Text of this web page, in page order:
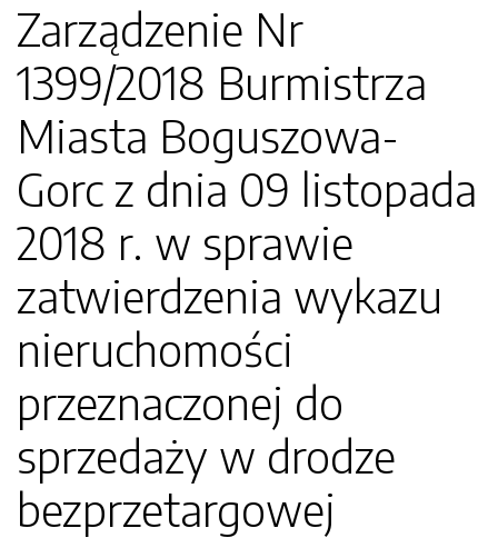
Zarządzenie Nr
1399/2018 Burmistrza
Miasta Boguszowa-
Gorc z dnia 09 listopada
2018 r. w sprawie
zatwierdzenia wykazu
nieruchomości
przeznaczonej do
sprzedaży w drodze
bezprzetargowej